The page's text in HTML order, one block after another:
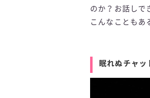
のか？お話しで
こんなこともあ
眠れぬチャッ